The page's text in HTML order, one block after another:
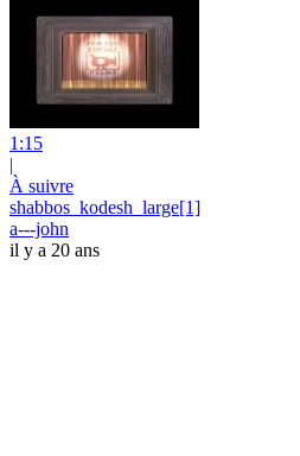
1:15
|
À suivre
shabbos_kodesh_large[1]
a---john
il y a 20 ans